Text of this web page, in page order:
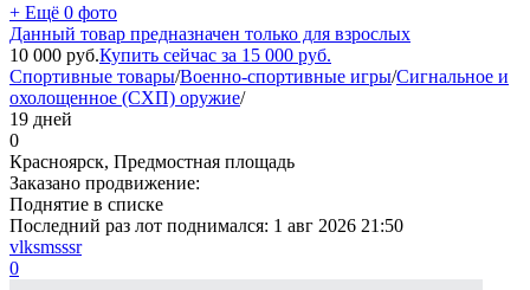
+ Ещё 0 фото
Данный товар предназначен только для взрослых
10 000 руб.Купить сейчас за 15 000 руб.
Спортивные товары/Военно-спортивные игры/Сигнальное и
охолощенное (СХП) оружие/
19 дней
0
Красноярск, Предмостная площадь
Заказано продвижение:
Поднятие в списке
Последний раз лот поднимался: 1 авг 2026 21:50
vlksmsssr
0